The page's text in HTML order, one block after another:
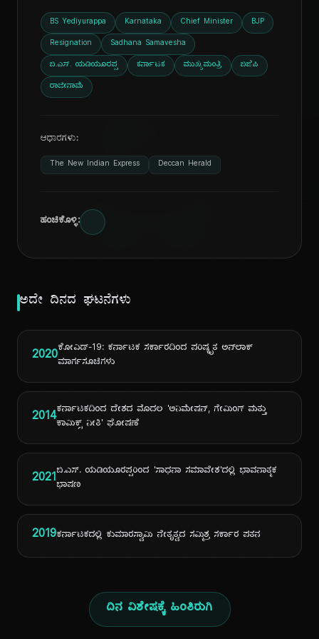
ದಿ
BS Yediyurappa Karnataka Chief Minister BJP
Resignation Sadhana Samavesha
ಬಿ.ಎಸ್. ಯಡಿಯೂರಪ್ಪ ಕರ್ನಾಟಕ ಮುಖ್ಯಮಂತ್ರಿ ಬಿಜೆಪಿ
ರಾಜೀನಾಮೆ
ಆಧಾರಗಳು:
The New Indian Express Deccan Herald
ಹಂಚಿಕೊಳ್ಳಿ:
ಅದೇ ದಿನದ ಘಟನೆಗಳು
2020ಕೋವಿಡ್-19: ಕರ್ನಾಟಕ ಸರ್ಕಾರದಿಂದ ಪರಿಷ್ಕೃತ ಅನ್‌ಲಾಕ್
ಮಾರ್ಗಸೂಚಿಗಳು
2014ಕರ್ನಾಟಕದಿಂದ ದೇಶದ ಮೊದಲ 'ಅನಿಮೇಷನ್, ಗೇಮಿಂಗ್ ಮತ್ತು
ಕಾಮಿಕ್ಸ್ ನೀತಿ' ಘೋಷಣೆ
2021ಬಿ.ಎಸ್. ಯಡಿಯೂರಪ್ಪರಿಂದ 'ಸಾಧನಾ ಸಮಾವೇಶ'ದಲ್ಲಿ ಭಾವನಾತ್ಮಕ
ಭಾಷಣ
2019ಕರ್ನಾಟಕದಲ್ಲಿ ಕುಮಾರಸ್ವಾಮಿ ನೇತೃತ್ವದ ಸಮ್ಮಿಶ್ರ ಸರ್ಕಾರ ಪತನ
ದಿನ ವಿಶೇಷಕ್ಕೆ ಹಿಂತಿರುಗಿ